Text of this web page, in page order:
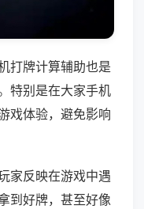
打牌计算辅助也是
特别是在大家手机
戏体验，避免影响
家反映在游戏中遇
到好牌，甚至好像